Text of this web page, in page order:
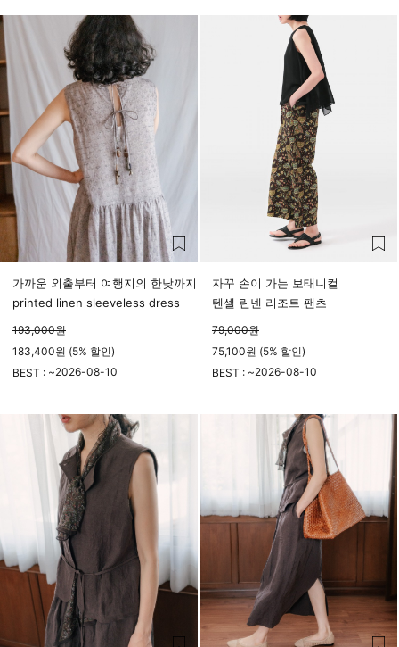
가까운 외출부터 여행지의 한낮까지
printed linen sleeveless dress
193,000원
183,400원 (5% 할인)
BEST : ~2026-08-10
자꾸 손이 가는 보태니컬
텐셀 린넨 리조트 팬츠
79,000원
75,100원 (5% 할인)
BEST : ~2026-08-10